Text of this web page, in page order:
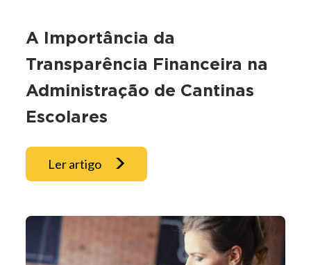
A Importância da
Transparência Financeira na
Administração de Cantinas
Escolares
Ler artigo